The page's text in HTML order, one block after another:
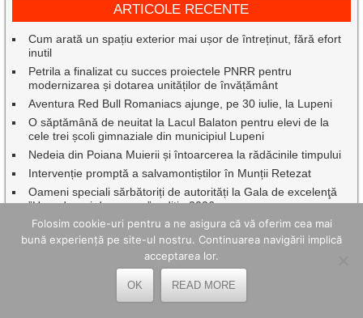
ARTICOLE RECENTE
Cum arată un spațiu exterior mai ușor de întreținut, fără efort
inutil
Petrila a finalizat cu succes proiectele PNRR pentru
modernizarea și dotarea unităților de învățământ
Aventura Red Bull Romaniacs ajunge, pe 30 iulie, la Lupeni
O săptămână de neuitat la Lacul Balaton pentru elevi de la
cele trei școli gimnaziale din municipiul Lupeni
Nedeia din Poiana Muierii și întoarcerea la rădăcinile timpului
Intervenție promptă a salvamontiștilor în Munții Retezat
Oameni speciali sărbătoriți de autorități la Gala de excelenţă
”Hunedoreni de succes”, ediția 2026
Caravana TIFF a transformat Mina Petrila în cinema în aer
liber.
Cum reduci costurile de livrare pentru magazinul online – 7
Vin Zilele Municipiului Petroșani, cu Oana Radu, Aurel Tămaș
și Johny Romano
Folosim cookie-uri pentru a ne asigura că vă oferim cea mai
bună experiență pe site-ul nostru. Continuarea navigării implică
acceptarea lor.
OK READ MORE